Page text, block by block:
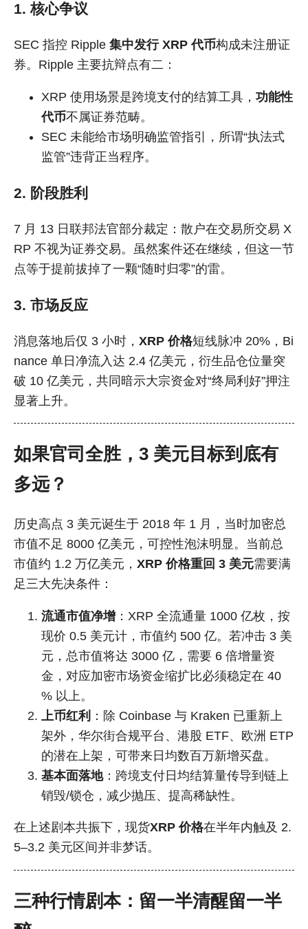
1. 核心争议
SEC 指控 Ripple 集中发行 XRP 代币构成未注册证
券。Ripple 主要抗辩点有二：
XRP 使用场景是跨境支付的结算工具， 功能性
代币不属证券范畴。
SEC 未能给市场明确监管指引，所谓“执法式
监管”违背正当程序。
2. 阶段胜利
7 月 13 日联邦法官部分裁定：散户在交易所交易 X
RP 不视为证券交易。虽然案件还在继续，但这一节
点等于提前拔掉了一颗“随时归零”的雷。
3. 市场反应
消息落地后仅 3 小时， XRP 价格短线脉冲 20%，Bi
nance 单日净流入达 2.4 亿美元，衍生品仓位量突
破 10 亿美元，共同暗示大宗资金对“终局利好”押注
显著上升。
如果官司全胜，3 美元目标到底有
多远？
历史高点 3 美元诞生于 2018 年 1 月，当时加密总
市值不足 8000 亿美元，可控性泡沫明显。当前总
市值约 1.2 万亿美元， XRP 价格重回 3 美元需要满
足三大先决条件：
流通市值净增 ：XRP 全流通量 1000 亿枚，按
现价 0.5 美元计，市值约 500 亿。若冲击 3 美
元，总市值将达 3000 亿，需要 6 倍增量资
金，对应加密市场资金缩扩比必须稳定在 40
% 以上。
上币红利 ：除 Coinbase 与 Kraken 已重新上
架外，华尔街合规平台、港股 ETF、欧洲 ETP
的潜在上架，可带来日均数百万新增买盘。
基本面落地：跨境支付日均结算量传导到链上
销毁/锁仓，减少抛压、提高稀缺性。
在上述剧本共振下，现货XRP 价格在半年内触及 2.
5–3.2 美元区间并非梦话。
三种行情剧本：留一半清醒留一半